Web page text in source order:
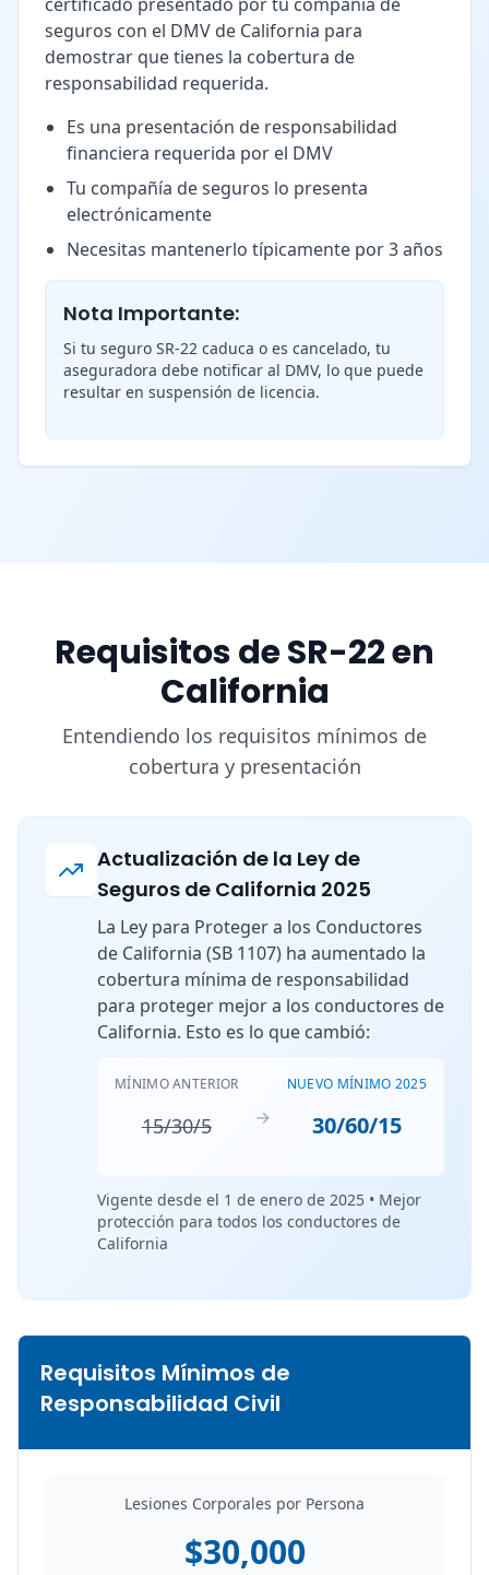
seguros con el DMV de California para
demostrar que tienes la cobertura de
responsabilidad requerida.
Es una presentación de responsabilidad
financiera requerida por el DMV
Tu compañía de seguros lo presenta
electrónicamente
Necesitas mantenerlo típicamente por 3 años
Nota Importante:
Si tu seguro SR-22 caduca o es cancelado, tu
aseguradora debe notificar al DMV, lo que puede
resultar en suspensión de licencia.
Requisitos de SR-22 en
California
Entendiendo los requisitos mínimos de
cobertura y presentación
Actualización de la Ley de
Seguros de California 2025
La Ley para Proteger a los Conductores
de California (SB 1107) ha aumentado la
cobertura mínima de responsabilidad
para proteger mejor a los conductores de
California. Esto es lo que cambió:
MÍNIMO ANTERIOR
15/30/5 →
NUEVO MÍNIMO 2025
30/60/15
Vigente desde el 1 de enero de 2025 • Mejor
protección para todos los conductores de
California
Requisitos Mínimos de
Responsabilidad Civil
Lesiones Corporales por Persona
$30,000